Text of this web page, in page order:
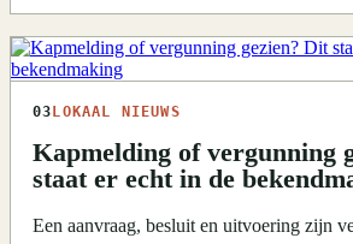
03 LOKAAL NIEUWS
Kapmelding of vergunning
staat er echt in de
Een aanvraag, besluit en uitvoering zijn